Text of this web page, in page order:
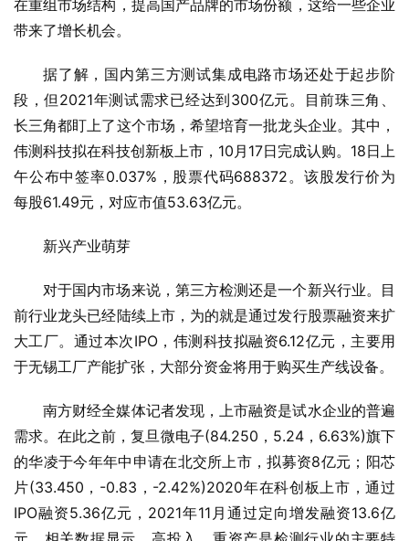
在重组市场结构，提高国产品牌的市场份额，这给一些企业
带来了增长机会。
据了解，国内第三方测试集成电路市场还处于起步阶
段，但2021年测试需求已经达到300亿元。目前珠三角、
长三角都盯上了这个市场，希望培育一批龙头企业。其中，
伟测科技拟在科技创新板上市，10月17日完成认购。18日上
午公布中签率0.037%，股票代码688372。该股发行价为
每股61.49元，对应市值53.63亿元。
新兴产业萌芽
对于国内市场来说，第三方检测还是一个新兴行业。目
前行业龙头已经陆续上市，为的就是通过发行股票融资来扩
大工厂。通过本次IPO，伟测科技拟融资6.12亿元，主要用
于无锡工厂产能扩张，大部分资金将用于购买生产线设备。
南方财经全媒体记者发现，上市融资是试水企业的普遍
需求。在此之前，复旦微电子(84.250，5.24，6.63%)旗下
的华凌于今年年中申请在北交所上市，拟募资8亿元；阳芯
片(33.450，-0.83，-2.42%)2020年在科创板上市，通过
IPO融资5.36亿元，2021年11月通过定向增发融资13.6亿